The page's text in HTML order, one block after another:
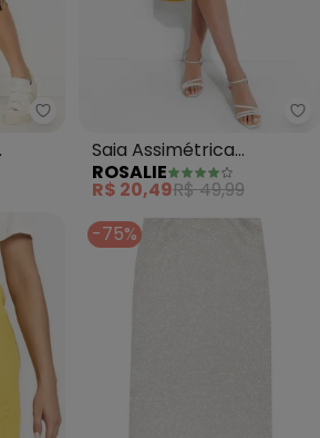
Moda Pop - Saia (Étnica) com
Saia Assimétrica
(Mostarda)
ROSALIE
R$ 20,49R$ 49,99
-75%